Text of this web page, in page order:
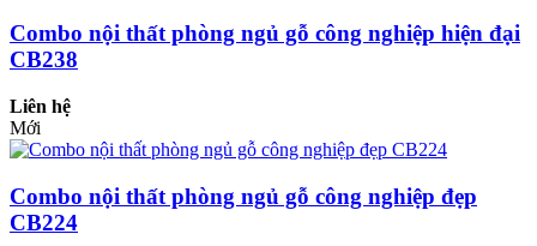
Combo nội thất phòng ngủ gỗ công nghiệp hiện đại
CB238
Liên hệ
Mới
Combo nội thất phòng ngủ gỗ công nghiệp đẹp
CB224